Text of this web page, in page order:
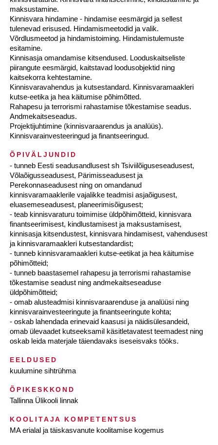
maksustamine.
Kinnisvara hindamine - hindamise eesmärgid ja sellest
tulenevad erisused. Hindamismeetodid ja valik.
Võrdlusmeetod ja hindamistoiming. Hindamistulemuste
esitamine.
Kinnisasja omandamise kitsendused. Looduskaitseliste
piirangute eesmärgid, kaitstavad loodusobjektid ning
kaitsekorra kehtestamine.
Kinnisvaravahendus ja kutsestandard. Kinnisvaramaakleri
kutse-eetika ja hea käitumise põhimõtted.
Rahapesu ja terrorismi rahastamise tõkestamise seadus.
Andmekaitseseadus.
Projektijuhtimine (kinnisvaraarendus ja analüüs).
Kinnisvarainvesteeringud ja finantseeringud.
ÕPIVÄLJUNDID
- tunneb Eesti seadusandlusest sh Tsiviilõiguseseadusest,
Võlaõigusseadusest, Pärimisseadusest ja
Perekonnaseadusest ning on omandanud
kinnisvaramaaklerile vajalikke teadmisi asjaõigusest,
eluasemeseadusest, planeerimisõigusest;
- teab kinnisvaraturu toimimise üldpõhimõtteid, kinnisvara
finantseerimisest, kindlustamisest ja maksustamisest,
kinnisasja kitsendustest, kinnisvara hindamisest, vahendusest
ja kinnisvaramaakleri kutsestandardist;
- tunneb kinnisvaramaakleri kutse-eetikat ja hea käitumise
põhimõtteid;
- tunneb baastasemel rahapesu ja terrorismi rahastamise
tõkestamise seadust ning andmekaitseseaduse
üldpõhimõtteid;
- omab alusteadmisi kinnisvaraarenduse ja analüüsi ning
kinnisvarainvesteeringute ja finantseeringute kohta;
- oskab lahendada erinevaid kaasusi ja näidisülesandeid,
omab ülevaadet kutseeksamil käsitletavatest teemadest ning
oskab leida materjale täiendavaks iseseisvaks tööks.
EELDUSED
kuulumine sihtrühma
ÕPIKESKKOND
Tallinna Ülikooli linnak
KOOLITAJA KOMPETENTSUS
MA erialal ja täiskasvanute koolitamise kogemus